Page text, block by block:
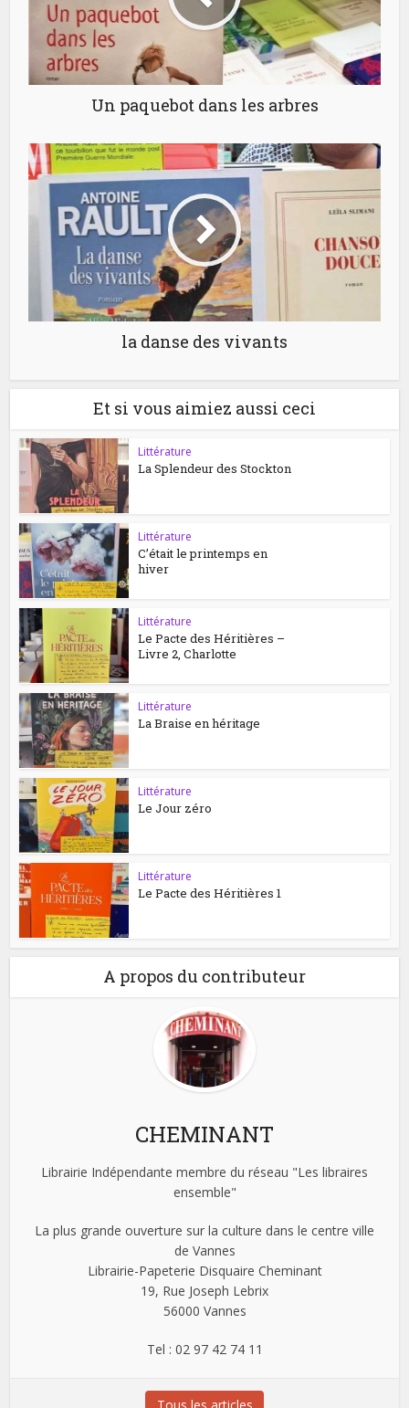
Un paquebot dans les arbres
la danse des vivants
Et si vous aimiez aussi ceci
Littérature
La Splendeur des Stockton
Littérature
C’était le printemps en
hiver
Littérature
Le Pacte des Héritières –
Livre 2, Charlotte
Littérature
La Braise en héritage
Littérature
Le Jour zéro
Littérature
Le Pacte des Héritières 1
A propos du contributeur
CHEMINANT
Librairie Indépendante membre du réseau "Les libraires
ensemble"
La plus grande ouverture sur la culture dans le centre ville
de Vannes
Librairie-Papeterie Disquaire Cheminant
19, Rue Joseph Lebrix
56000 Vannes
Tel : 02 97 42 74 11
Tous les articles